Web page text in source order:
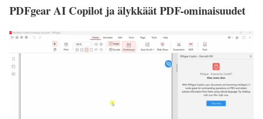
PDFgear AI Copilot ja älykkäät PDF-ominaisuudet